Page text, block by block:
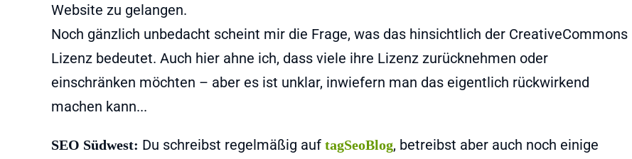
Website zu gelangen.
Noch gänzlich unbedacht scheint mir die Frage, was das hinsichtlich der CreativeCommons
Lizenz bedeutet. Auch hier ahne ich, dass viele ihre Lizenz zurücknehmen oder
einschränken möchten – aber es ist unklar, inwiefern man das eigentlich rückwirkend
machen kann...
SEO Südwest: Du schreibst regelmäßig auf tagSeoBlog, betreibst aber auch noch einige